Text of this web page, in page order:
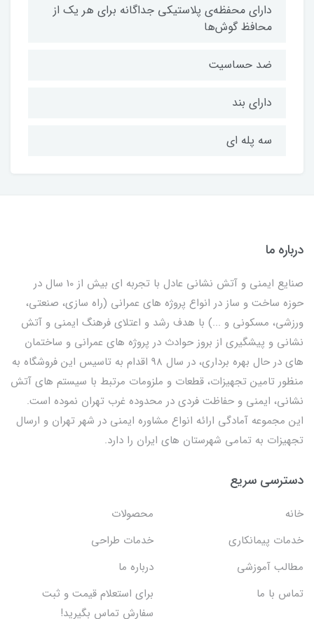
دارای محفظه‌ی پلاستیکی جداگانه برای هر یک از
محافظ گوش‌ها
ضد حساسیت
دارای بند
سه پله ای
درباره ما
صنایع ایمنی و آتش نشانی عادل با تجربه ای بیش از 10 سال در
حوزه ساخت و ساز در انواع پروژه های عمرانی (راه سازی، صنعتی،
ورزشی، مسکونی و ...) با هدف رشد و اعتلای فرهنگ ایمنی و آتش
نشانی و پیشگیری از بروز حوادث در پروژه های عمرانی و ساختمان
های در حال بهره برداری، در سال 98 اقدام به تاسیس این فروشگاه به
منظور تامین تجهیزات، قطعات و ملزومات مرتبط با سیستم های آتش
نشانی، ایمنی و حفاظت فردی در محدوده غرب تهران نموده است.
این مجموعه آمادگی ارائه انواع مشاوره ایمنی در شهر تهران و ارسال
تجهیزات به تمامی شهرستان های ایران را دارد.
دسترسی سریع
خانه
محصولات
خدمات پیمانکاری
خدمات طراحی
مطالب آموزشی
درباره ما
تماس با ما
برای استعلام قیمت و ثبت
سفارش تماس بگیرید!